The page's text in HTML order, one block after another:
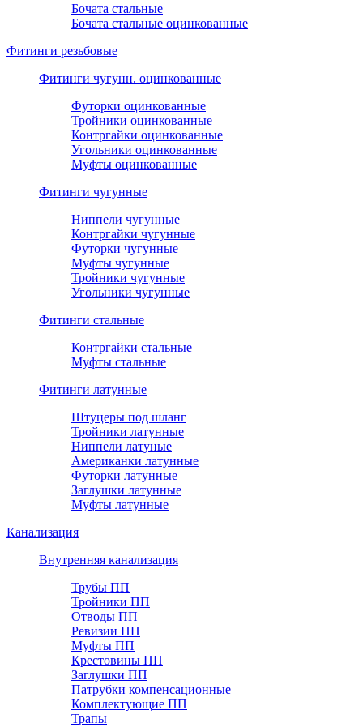
Бочата стальные
Бочата стальные оцинкованные
Фитинги резьбовые
Фитинги чугунн. оцинкованные
Футорки оцинкованные
Тройники оцинкованные
Контргайки оцинкованные
Угольники оцинкованные
Муфты оцинкованные
Фитинги чугунные
Ниппели чугунные
Контргайки чугунные
Футорки чугунные
Муфты чугунные
Тройники чугунные
Угольники чугунные
Фитинги стальные
Контргайки стальные
Муфты стальные
Фитинги латунные
Штуцеры под шланг
Тройники латунные
Ниппели латуные
Американки латунные
Футорки латунные
Заглушки латунные
Муфты латунные
Канализация
Внутренняя канализация
Трубы ПП
Тройники ПП
Отводы ПП
Ревизии ПП
Муфты ПП
Крестовины ПП
Заглушки ПП
Патрубки компенсационные
Комплектующие ПП
Трапы